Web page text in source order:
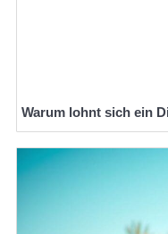
Warum lohnt sich ein